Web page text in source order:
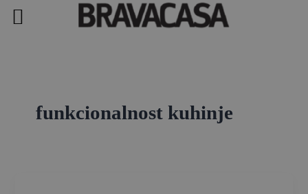
funkcionalnost kuhinje